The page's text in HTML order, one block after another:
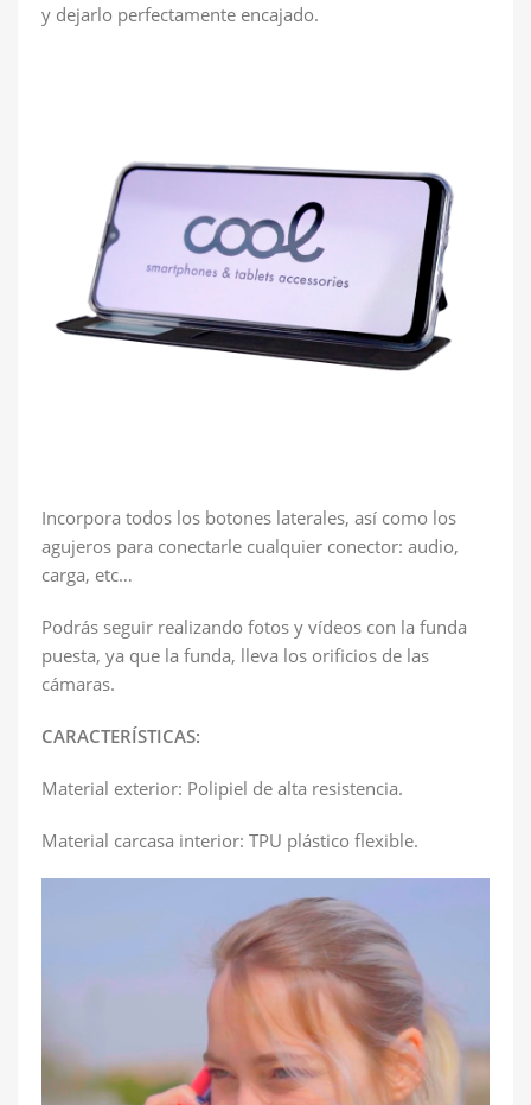
y dejarlo perfectamente encajado.
Incorpora todos los botones laterales, así como los
agujeros para conectarle cualquier conector: audio,
carga, etc…
Podrás seguir realizando fotos y vídeos con la funda
puesta, ya que la funda, lleva los orificios de las
cámaras.
CARACTERÍSTICAS:
Material exterior: Polipiel de alta resistencia.
Material carcasa interior: TPU plástico flexible.